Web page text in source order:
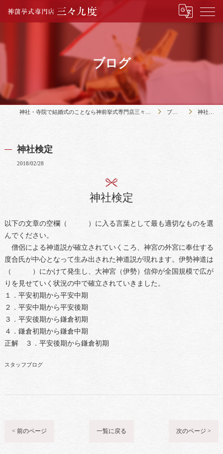
ブログ
ブログ 神社検定
神社検定
2018/02/28
神社検定
以下の文章の空欄（ ）に入る言葉として最も適切なものを選
んでください。
僧侶による神道説が確立されていくころ、神宮の外宮に奉仕する
度合氏が中心となって生み出された神道説が現れます。伊勢神道は
（ ）にかけて発生し、大神宮（伊勢）信仰が全国規模で広が
りを見せていく状況の中で確立されていきました。
１．平安初期から平安中期
２．平安中期から平安後期
３．平安後期から鎌倉初期
４．鎌倉初期から鎌倉中期
正解 ３．平安後期から鎌倉初期
スタッフブログ
< 前のページ 一覧に戻る 次のページ >